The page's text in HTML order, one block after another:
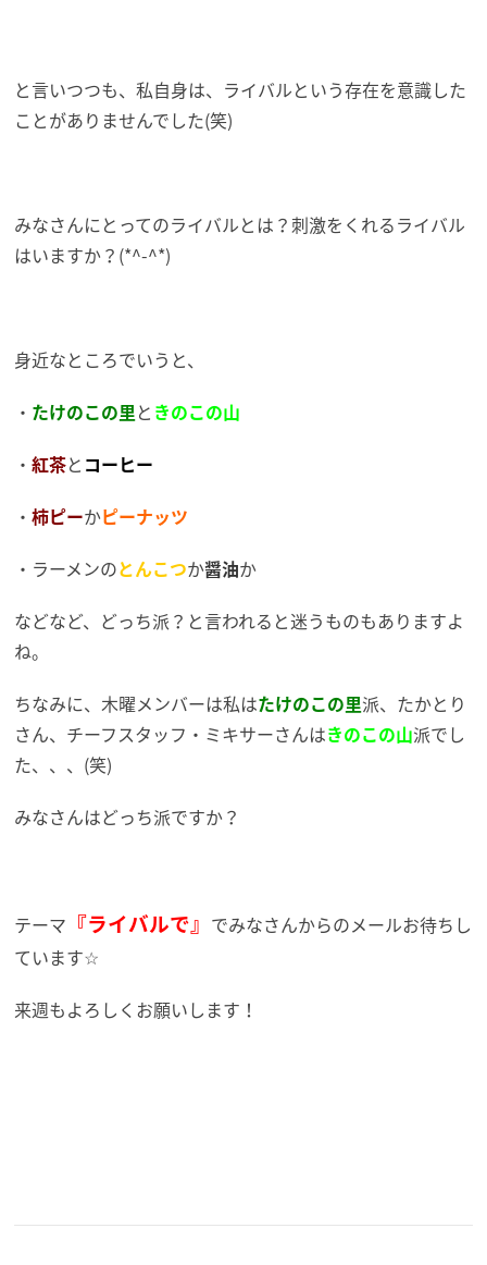
と言いつつも、私自身は、ライバルという存在を意識した
ことがありませんでした(笑)
みなさんにとってのライバルとは？刺激をくれるライバル
はいますか？(*^-^*)
身近なところでいうと、
・ たけのこの里と きのこの山
・紅茶と コーヒー
・柿ピーかピーナッツ
・ラーメンのとんこつか醤油か
などなど、どっち派？と言われると迷うものもありますよ
ね。
ちなみに、木曜メンバーは私はたけのこの里派、たかとり
さん、チーフスタッフ・ミキサーさんはきのこの山派でし
た、、、(笑)
みなさんはどっち派ですか？
テーマ 『ライバルで』 でみなさんからのメールお待ちし
ています☆
来週もよろしくお願いします！